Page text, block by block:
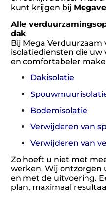
kunt krijgen bij
Alle
dak
Bij Mega Verduurzaam
isolatiediensten die
en comfortabeler
Dakisolatie
Bodemisolatie
Verwijderen van
Verwijderen van
Zo hoeft u niet met
werken. Wij ontzorgen
en met de uitvoering.
plan, maximaal